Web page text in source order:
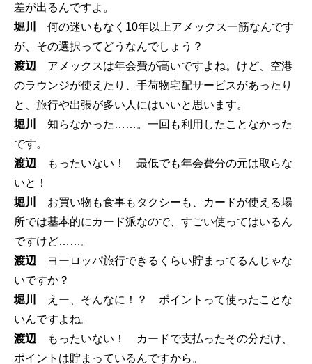
差が出るんですよ。
堀川
何の迷いもなく10年以上アメックス一筋なんです
が、その選択ってどうなんでしょう？
渡辺 アメックスは年会費が高いですよね。けど、空港
のラウンジが使えたり、手荷物宅配サービスがあったり
と、旅行や出張が多い人にはいいと思います。
堀川
知らなかった……。一回も利用したことなかった
です。
渡辺 もったいない！ 最低でも年会費分の元は取らな
いと！
堀川
お買い物も食事もタクシーも、カードが使える場
所では基本的にカード派なので、すごい使ってはいるん
ですけど……。
渡辺 ヨーロッパ旅行できるくらい貯まってるんじゃな
いですか？
堀川
えー、そんなに！？ ポイントって使ったことな
いんですよね。
渡辺 もったいない！ カードで支払ったその分だけ、
ポイントは貯まっているんですから。